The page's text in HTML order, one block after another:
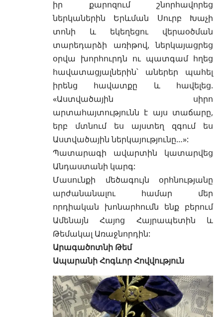
իր քարոզում շնորհավորեց
ներկաներին Երևման Սուրբ Խաչի
տոնի և եկեղեցու վերաօծման
տարեդարձի առիթով, ներկայացրեց
օրվա խորհուրդն ու պատգամ հղեց
հավատացյալներին՝ աներեր պահել
իրենց հավատքը և հավելեց.
«Աստվածային սիրո
արտահայտությունն է այս տաճարը,
երբ մտնում ես այստեղ զգում ես
Աստվածային ներկայությունը…»:
Պատարագի ավարտին կատարվեց
Անդաստանի կարգ:
Մասունքի մեծագույն օրհնությանը
արժանանալու համար մեր
որդիական խոնարհումն ենք բերում
Ամենայն Հայոց Հայրապետին և
Թեմակալ Առաջնորդին:
Արագածոտնի Թեմ
Ապարանի Հոգևոր Հովվություն